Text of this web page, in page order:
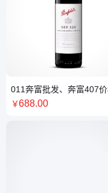
011奔富批发、奔富407价
奔富葡萄酒批发价格
￥688.00